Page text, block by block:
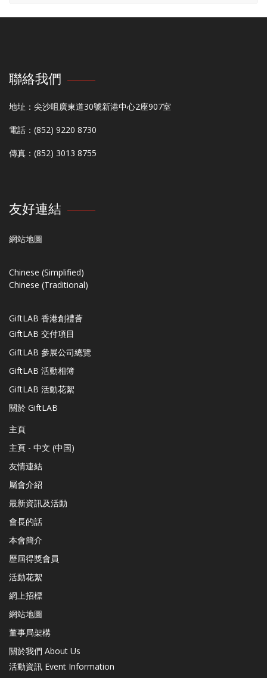
聯絡我們
地址：尖沙咀廣東道30號新港中心2座907室
電話：(852) 9220 8730
傳真：(852) 3013 8755
友好連結
網站地圖
Chinese (Simplified)
Chinese (Traditional)
GiftLAB 香港創禮薈
GiftLAB 交付項目
GiftLAB 參展公司總覽
GiftLAB 活動相簿
GiftLAB 活動花絮
關於 GiftLAB
主頁
主頁 - 中文 (中国)
友情連結
屬會介紹
最新資訊及活動
會長的話
本會簡介
歷屆得獎會員
活動花絮
網上招標
網站地圖
董事局架構
關於我們 About Us
活動資訊 Event Information